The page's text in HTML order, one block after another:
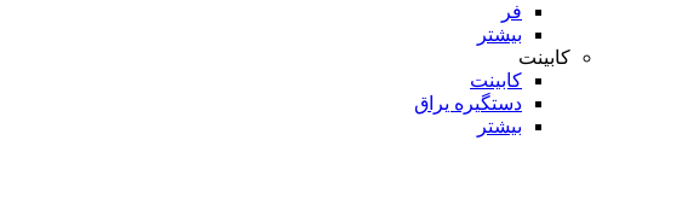
فر
بیشتر
کابینت
کابینت
دستگیره یراق
بیشتر